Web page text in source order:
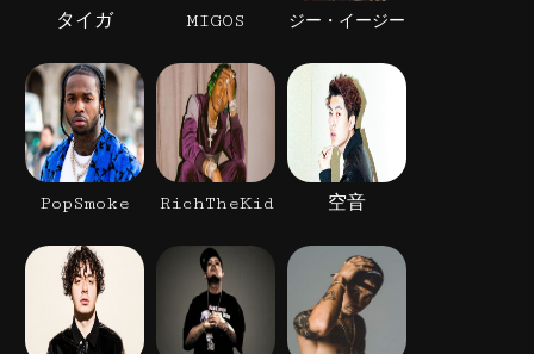
タイガ MIGOS ジー・イージー
PopSmoke RichTheKid 空音